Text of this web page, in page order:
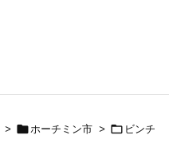
> ホーチミン市 >  ビンチ